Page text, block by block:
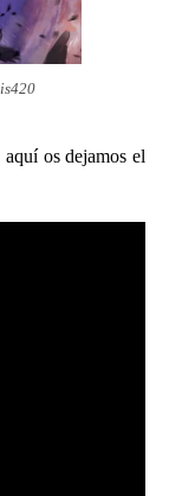
aquí os dejamos el